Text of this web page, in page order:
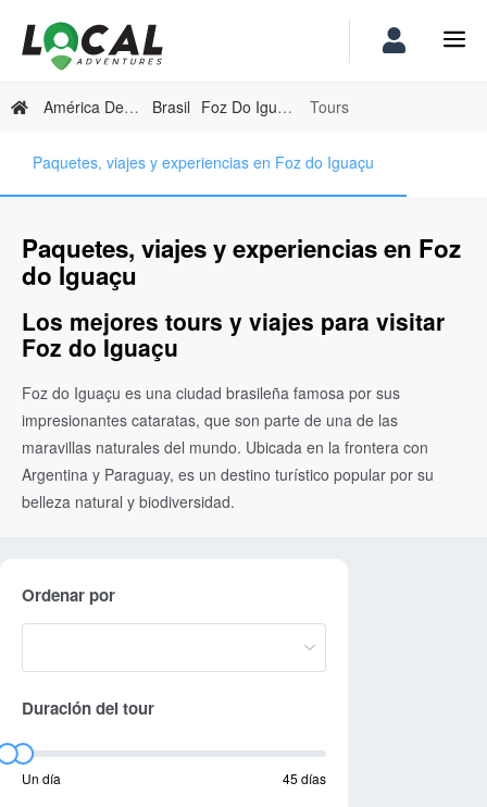
América Del Sur Brasil Foz Do Iguaçu Tours
Paquetes, viajes y experiencias en Foz do Iguaçu
Paquetes, viajes y experiencias en Foz
do Iguaçu
Los mejores tours y viajes para visitar
Foz do Iguaçu
Foz do Iguaçu es una ciudad brasileña famosa por sus
impresionantes cataratas, que son parte de una de las
maravillas naturales del mundo. Ubicada en la frontera con
Argentina y Paraguay, es un destino turístico popular por su
belleza natural y biodiversidad.
Ordenar por
Duración del tour
Un día 45 días